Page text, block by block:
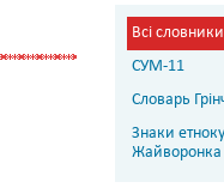
Всі словники
СУМ-11
Словарь
Знаки
Жайворонка